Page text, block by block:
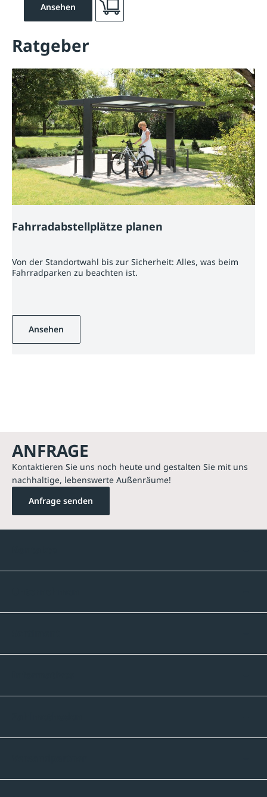
Ansehen
Ratgeber
Fahrradabstellplätze planen
Von der Standortwahl bis zur Sicherheit: Alles, was beim
Fahrradparken zu beachten ist.
Ansehen
ANFRAGE
Kontaktieren Sie uns noch heute und gestalten Sie mit uns
nachhaltige, lebenswerte Außenräume!
Anfrage senden